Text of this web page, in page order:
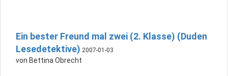
Ein bester Freund mal zwei (2. Klasse) (Duden
Lesedetektive) 2007-01-03
von Bettina Obrecht